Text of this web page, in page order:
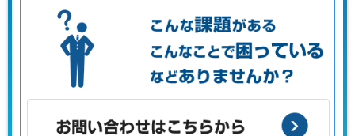
こんな課題がある、こんなことで困っている、などありませ